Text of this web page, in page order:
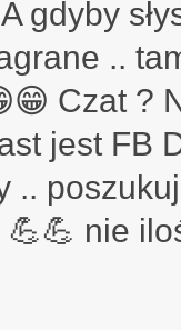
gdyby
..
Czat ?
jest FB
..
nie